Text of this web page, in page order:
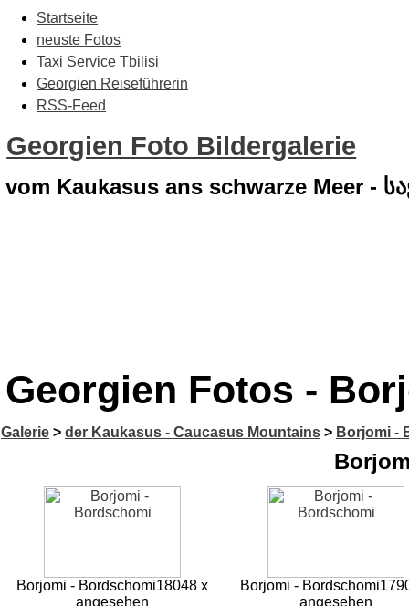
Startseite
neuste Fotos
Taxi Service Tbilisi
Georgien Reiseführerin
RSS-Feed
Georgien Foto Bildergalerie
vom Kaukasus ans schwarze Meer -
Georgien Fotos -
Galerie > der Kaukasus - Caucasus Mountains > Borjomi -
Borjomi - Bordschomi18048 x
angesehen
Borjomi - Bordschomi
angesehen